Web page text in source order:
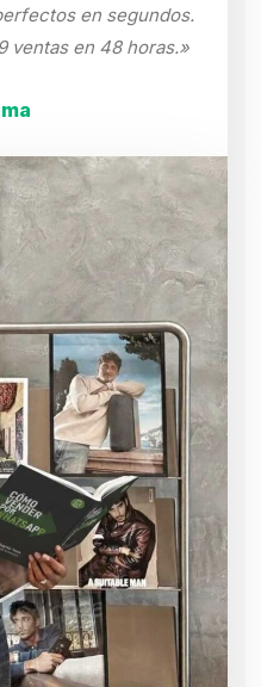
en segundos.
ventas en 48 horas.»